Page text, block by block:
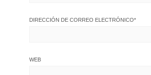
DIRECCIÓN DE CORREO ELECTRÓNICO*
WEB